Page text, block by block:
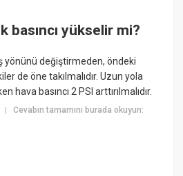
basıncı yükselir mi?
yönünü değiştirmeden, öndeki
de öne takılmalıdır. Uzun yola
hava basıncı 2 PSI arttırılmalıdır.
|Cevabın tamamını burada okuyun: